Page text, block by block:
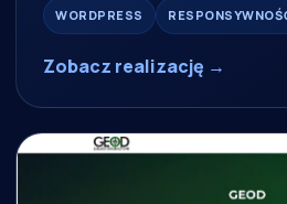
WORDPRESS
Zobacz realizację →